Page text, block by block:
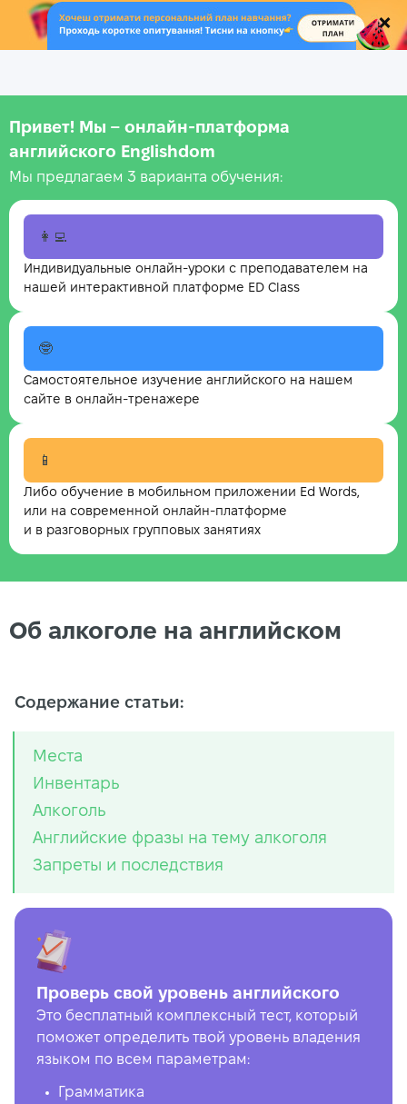
.
Привет! Мы – онлайн‑платформа
английского Englishdom
Мы предлагаем 3 варианта обучения:
👩‍💻
Индивидуальные онлайн-уроки с преподавателем на
нашей интерактивной платформе ED Class
🤓
Самостоятельное изучение английского на нашем
сайте в онлайн-тренажере
📱
Либо обучение в мобильном приложении Ed Words,
или на современной онлайн-платформе
и в разговорных групповых занятиях
Об алкоголе на английском
Содержание статьи:
Места
Инвентарь
Алкоголь
Английские фразы на тему алкоголя
Запреты и последствия
Проверь свой уровень английского
Это бесплатный комплексный тест, который
поможет определить твой уровень владения
языком по всем параметрам:
Грамматика